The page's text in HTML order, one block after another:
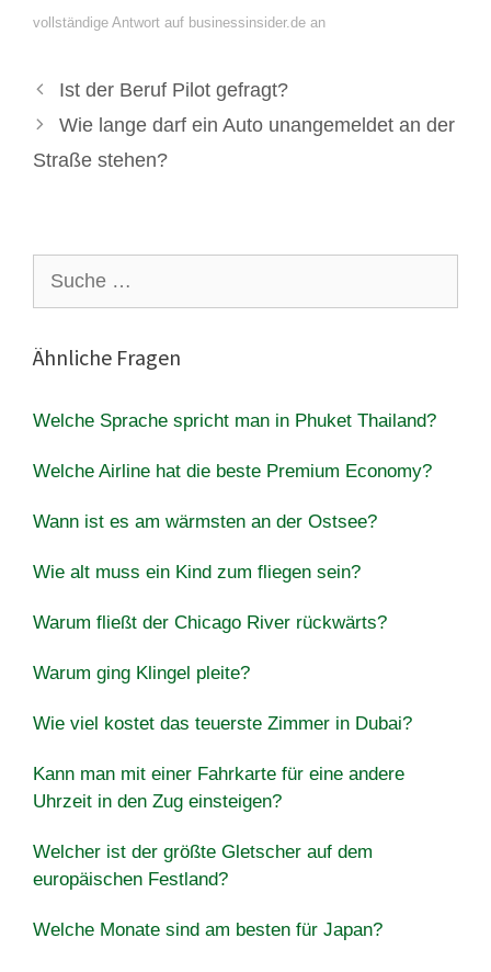
vollständige Antwort auf businessinsider.de an
Ist der Beruf Pilot gefragt?
Wie lange darf ein Auto unangemeldet an der
Straße stehen?
nach:
Ähnliche Fragen
Welche Sprache spricht man in Phuket Thailand?
Welche Airline hat die beste Premium Economy?
Wann ist es am wärmsten an der Ostsee?
Wie alt muss ein Kind zum fliegen sein?
Warum fließt der Chicago River rückwärts?
Warum ging Klingel pleite?
Wie viel kostet das teuerste Zimmer in Dubai?
Kann man mit einer Fahrkarte für eine andere
Uhrzeit in den Zug einsteigen?
Welcher ist der größte Gletscher auf dem
europäischen Festland?
Welche Monate sind am besten für Japan?